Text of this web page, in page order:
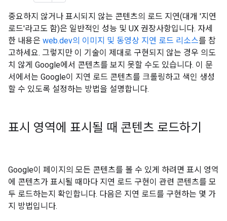
중요하지 않거나 표시되지 않는 콘텐츠의 로드 지연(대개 '지연
로드'라고도 함)은 일반적인 성능 및 UX 권장사항입니다. 자세
한 내용은 web.dev의 이미지 및 동영상 지연 로드 리소스를 참
고하세요. 그렇지만 이 기술이 제대로 구현되지 않는 경우 의도
치 않게 Google에서 콘텐츠를 보지 못할 수도 있습니다. 이 문
서에서는 Google이 지연 로드 콘텐츠를 크롤링하고 색인 생성
할 수 있도록 설정하는 방법을 설명합니다.
표시 영역에 표시될 때 콘텐츠 로드하기
Google이 페이지의 모든 콘텐츠를 볼 수 있게 하려면 표시 영역
에 콘텐츠가 표시될 때마다 지연 로드 구현이 관련 콘텐츠를 모
두 로드하는지 확인합니다. 다음은 지연 로드를 구현하는 몇 가
지 방법입니다.